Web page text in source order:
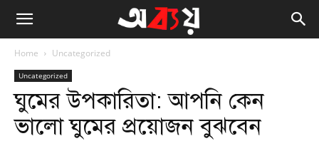
Home Uncategorized
Uncategorized
ঘুমের উপকারিতা: আপনি কেন
ভালো ঘুমের প্রয়োজন বুঝবেন